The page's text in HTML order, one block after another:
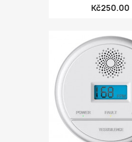
Kč250.00